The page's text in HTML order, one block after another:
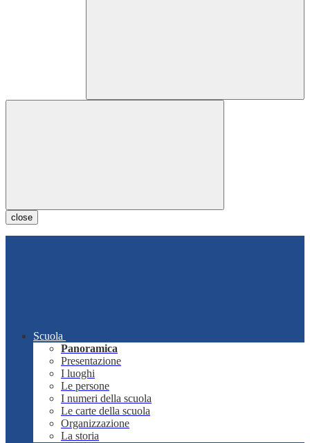
close
Scuola
Panoramica
Presentazione
I luoghi
Le persone
I numeri della scuola
Le carte della scuola
Organizzazione
La storia